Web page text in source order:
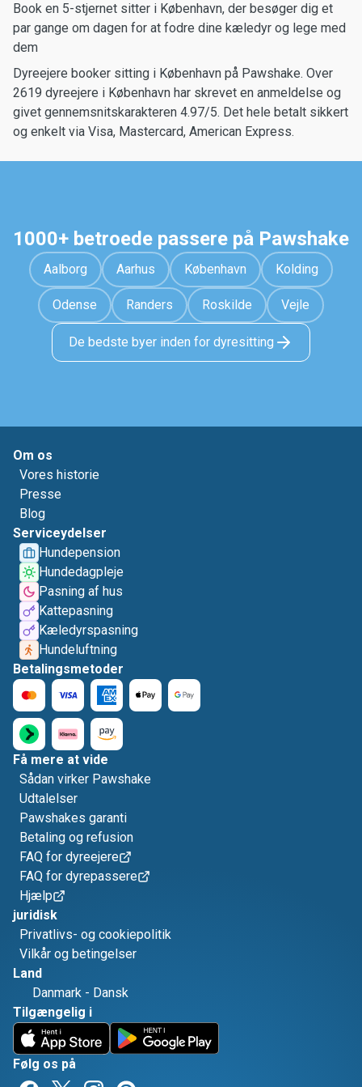
Book en 5-stjernet sitter i København, der besøger dig et
par gange om dagen for at fodre dine kæledyr og lege med
dem
Dyreejere booker sitting i København på Pawshake. Over
2619 dyreejere i København har skrevet en anmeldelse og
givet gennemsnitskarakteren 4.97/5. Det hele betalt sikkert
og enkelt via Visa, Mastercard, American Express.
1000+ betroede passere på Pawshake
Aalborg Aarhus København Kolding
Odense Randers Roskilde Vejle
De bedste byer inden for dyresitting
Om os
Vores historie
Presse
Blog
Serviceydelser
Hundepension
Hundedagpleje
Pasning af hus
Kattepasning
Kæledyrspasning
Hundeluftning
Betalingsmetoder
Få mere at vide
Sådan virker Pawshake
Udtalelser
Pawshakes garanti
Betaling og refusion
FAQ for dyreejere
FAQ for dyrepassere
Hjælp
juridisk
Privatlivs- og cookiepolitik
Vilkår og betingelser
Land
Danmark - Dansk
Tilgængelig i
Følg os på